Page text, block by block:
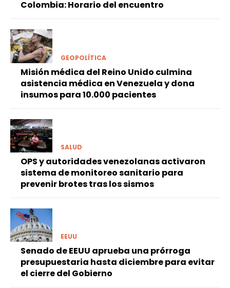
Colombia: Horario del encuentro
GEOPOLÍTICA
Misión médica del Reino Unido culmina
asistencia médica en Venezuela y dona
insumos para 10.000 pacientes
SALUD
OPS y autoridades venezolanas activaron
sistema de monitoreo sanitario para
prevenir brotes tras los sismos
EEUU
Senado de EEUU aprueba una prórroga
presupuestaria hasta diciembre para evitar
el cierre del Gobierno